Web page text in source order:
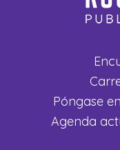
Póngase
Agenda